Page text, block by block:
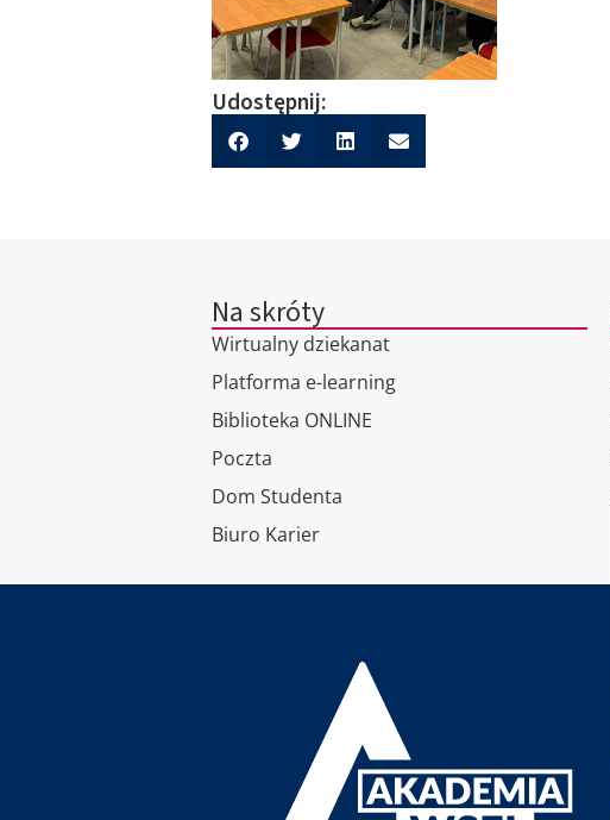
Udostępnij:
Na skróty
Wirtualny dziekanat
Platforma e-learning
Biblioteka ONLINE
Poczta
Dom Studenta
Biuro Karier